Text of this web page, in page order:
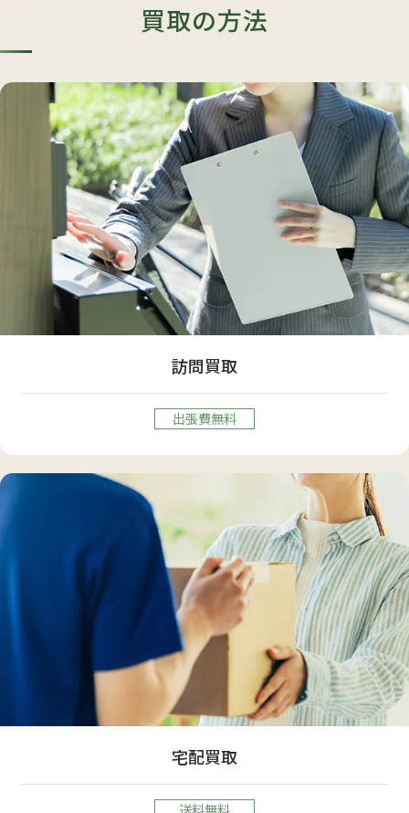
買取の方法
訪問買取
出張費無料
宅配買取
送料無料